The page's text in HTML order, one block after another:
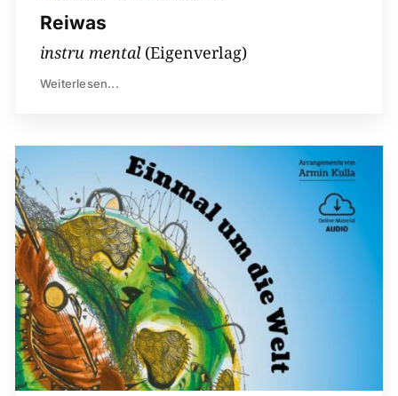
Reiwas
instru mental(Eigenverlag)
Weiterlesen...